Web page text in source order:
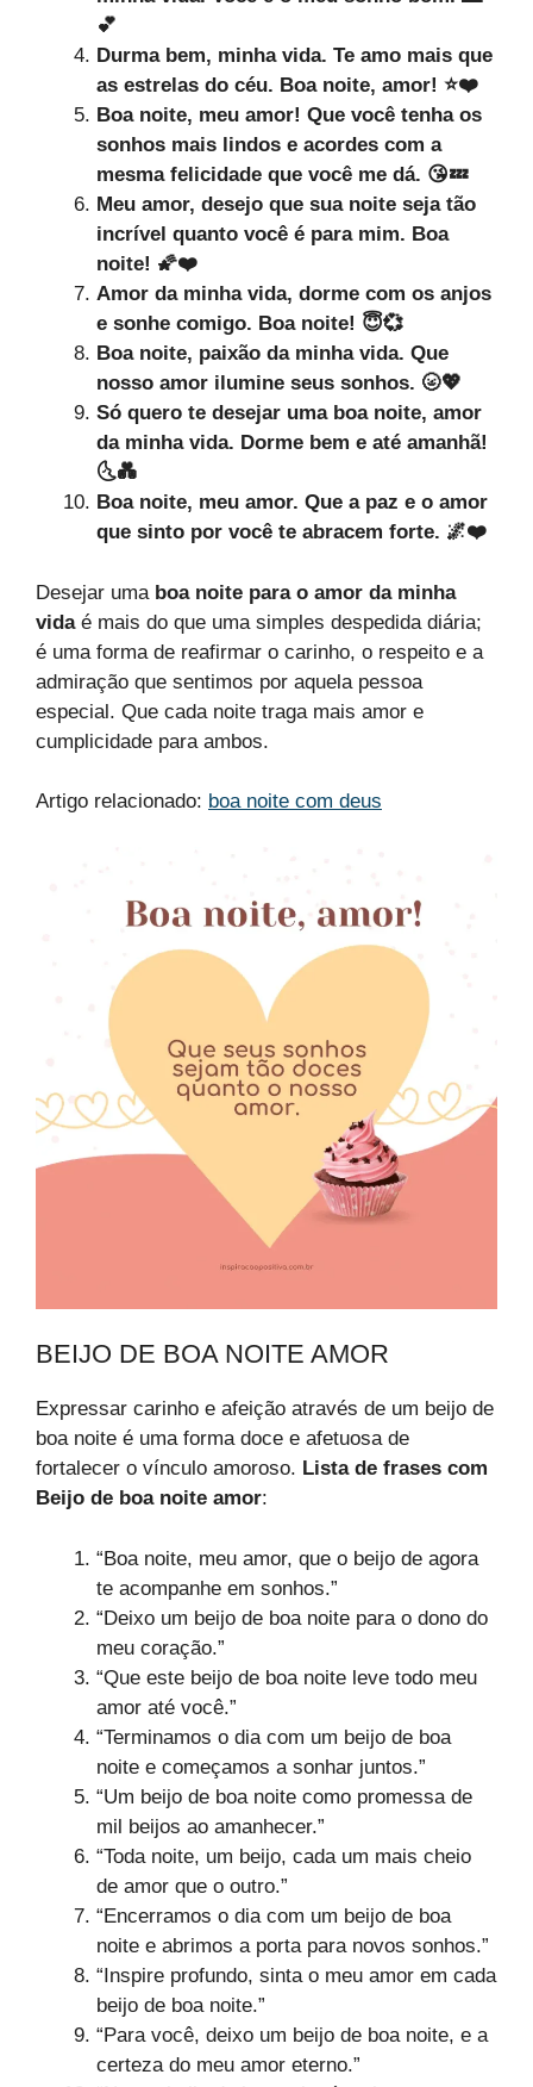
💕
Durma bem, minha vida. Te amo mais que
as estrelas do céu. Boa noite, amor! ⭐❤️
Boa noite, meu amor! Que você tenha os
sonhos mais lindos e acordes com a
mesma felicidade que você me dá. 😘💤
Meu amor, desejo que sua noite seja tão
incrível quanto você é para mim. Boa
noite! 🌠❤️
Amor da minha vida, dorme com os anjos
e sonhe comigo. Boa noite! 😇💞
Boa noite, paixão da minha vida. Que
nosso amor ilumine seus sonhos. 🌝💖
Só quero te desejar uma boa noite, amor
da minha vida. Dorme bem e até amanhã!
🌜💑
Boa noite, meu amor. Que a paz e o amor
que sinto por você te abracem forte. 🌌❤️
Desejar uma boa noite para o amor da minha
vidaé mais do que uma simples despedida diária;
é uma forma de reafirmar o carinho, o respeito e a
admiração que sentimos por aquela pessoa
especial. Que cada noite traga mais amor e
cumplicidade para ambos.
Artigo relacionado: boa noite com deus
BEIJO DE BOA NOITE AMOR
Expressar carinho e afeição através de um beijo de
boa noite é uma forma doce e afetuosa de
fortalecer o vínculo amoroso. Lista de frases com
Beijo de boa noite amor:
“Boa noite, meu amor, que o beijo de agora
te acompanhe em sonhos.”
“Deixo um beijo de boa noite para o dono do
meu coração.”
“Que este beijo de boa noite leve todo meu
amor até você.”
“Terminamos o dia com um beijo de boa
noite e começamos a sonhar juntos.”
“Um beijo de boa noite como promessa de
mil beijos ao amanhecer.”
“Toda noite, um beijo, cada um mais cheio
de amor que o outro.”
“Encerramos o dia com um beijo de boa
noite e abrimos a porta para novos sonhos.”
“Inspire profundo, sinta o meu amor em cada
beijo de boa noite.”
“Para você, deixo um beijo de boa noite, e a
certeza do meu amor eterno.”